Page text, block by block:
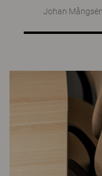
Johan